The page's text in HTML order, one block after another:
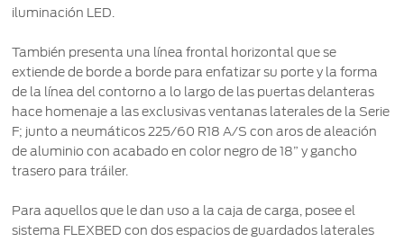
iluminación LED.
También presenta una línea frontal horizontal que se
extiende de borde a borde para enfatizar su porte y la forma
de la línea del contorno a lo largo de las puertas delanteras
hace homenaje a las exclusivas ventanas laterales de la Serie
F; junto a neumáticos 225/60 R18 A/S con aros de aleación
de aluminio con acabado en color negro de 18” y gancho
trasero para tráiler.
Para aquellos que le dan uso a la caja de carga, posee el
sistema FLEXBED con dos espacios de guardados laterales